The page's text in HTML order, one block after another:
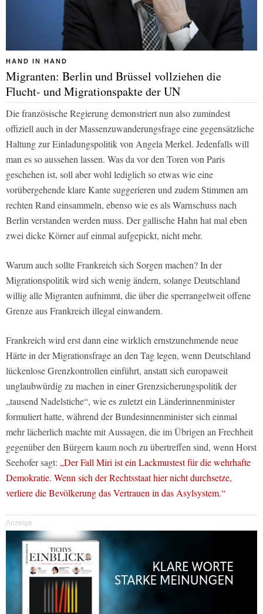
HAND IN HAND
Migranten: Berlin und Brüssel vollziehen die
Flucht- und Migrationspakte der UN
Die französische Regierung demonstriert nun also zumindest
offiziell auch in der Massenzuwanderungsfrage eine gegensätzliche
Haltung zur Einladungspolitik von Angela Merkel. Jedenfalls will
man es so aussehen lassen. Was da vor den Toren von Paris
geschehen ist, soll aber wohl lediglich so etwas wie eine
vorübergehende klare Kante suggerieren und zudem Stimmen am
rechten Rand einsammeln, ebenso wie es als Warnschuss nach
Berlin verstanden werden muss. Der gallische Hahn hat mal eben
zwei dicke Körner auf einmal aufgepickt, nicht mehr.
Warum auch sollte Frankreich sich Sorgen machen? In der
Migrationspolitik wird sich wenig ändern, solange Deutschland
willig alle Migranten aufnimmt, die über die sperrangelweit offene
Grenze aus Frankreich illegal einwandern.
Frankreich wird erst dann eine wirklich ernstzunehmende neue
Härte in der Migrationsfrage an den Tag legen, wenn Deutschland
lückenlose Grenzkontrollen einführt, anstatt sich europaweit
unglaubwürdig zu machen in einer Grenzsicherungspolitik der
„tausend Nadelstiche“, wie es zuletzt ein Länderinnenminister
formuliert hatte, während der Bundesinnenminister sich einmal
mehr lächerlich machte mit Aussagen, die im Übrigen an Frechheit
gegenüber den Bürgern kaum noch zu übertreffen sind, wenn Horst
Seehofer sagt: „Der Fall Miri ist ein Lackmustest für die wehrhafte
Demokratie. Wenn sich der Rechtsstaat hier nicht durchsetze,
verliere die Bevölkerung das Vertrauen in das Asylsystem.“
Anzeige